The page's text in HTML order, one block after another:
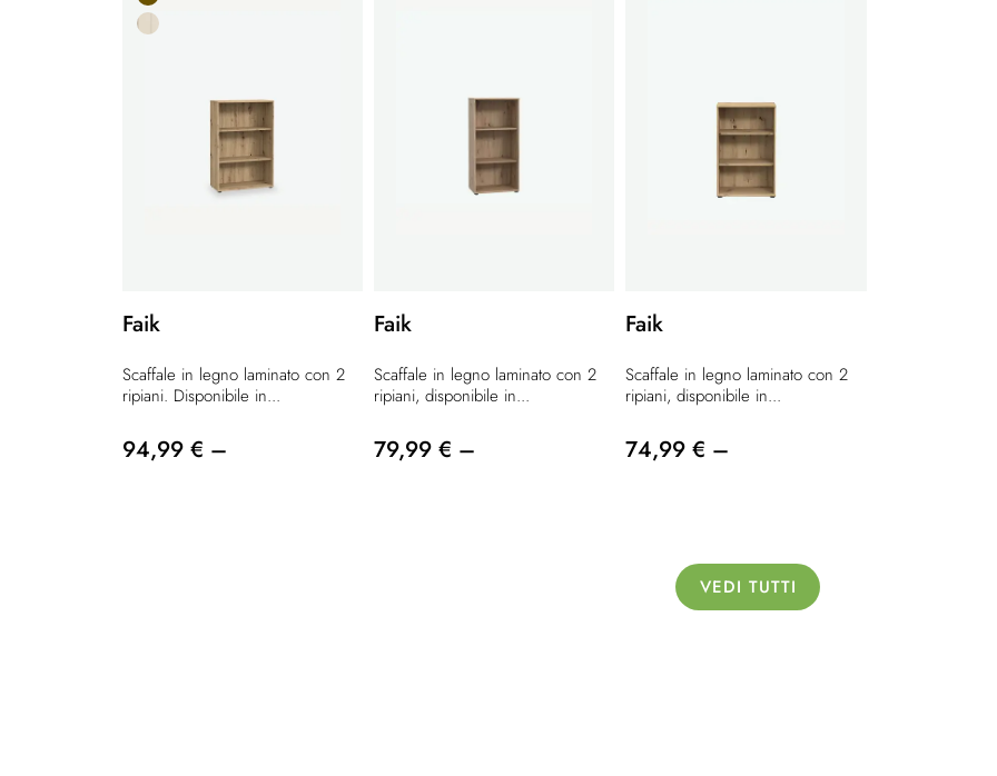
Faik
Scaffale in legno laminato con 2
ripiani. Disponibile in...
94,99 € –
Faik
Scaffale in legno laminato con 2
ripiani, disponibile in...
79,99 € –
Faik
Scaffale in legno laminato con 2
ripiani, disponibile in...
74,99 € –
VEDI TUTTI